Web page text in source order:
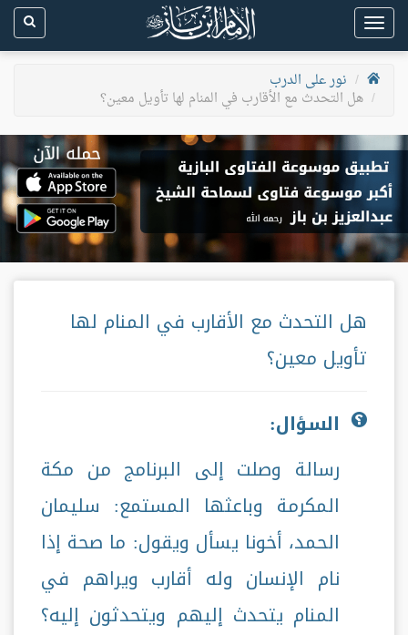
Toggle
navigation
نور على الدرب
هل التحدث مع الأقارب في المنام لها تأويل معين؟
هل التحدث مع الأقارب في المنام لها
تأويل معين؟
السؤال:
رسالة وصلت إلى البرنامج من مكة
المكرمة وباعثها المستمع: سليمان
الحمد، أخونا يسأل ويقول: ما صحة إذا
نام الإنسان وله أقارب ويراهم في
المنام يتحدث إليهم ويتحدثون إليه؟